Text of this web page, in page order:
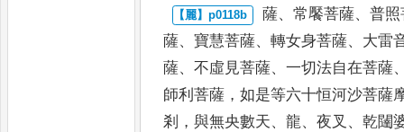
薩、常饜菩薩、普
薩、寶慧菩薩、轉女身菩薩、 大雷
薩、不虛見菩薩、一切法自在菩薩
師利菩薩 ，如是等六十恒河沙菩薩
剎 ，與無央數天、龍、夜叉 、乾闥